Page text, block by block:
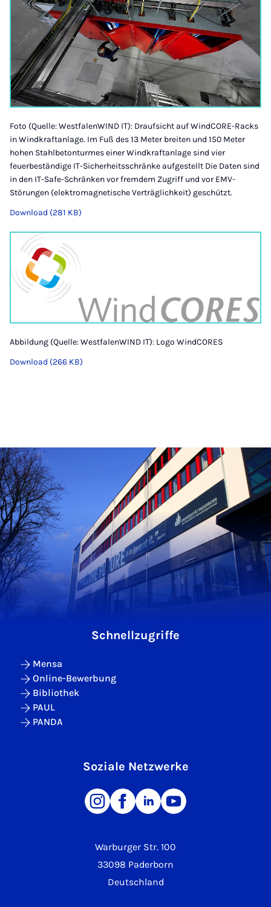
Foto (Quelle: WestfalenWIND IT): Draufsicht auf WindCORE-Racks
in Windkraftanlage. Im Fuß des 13 Meter breiten und 150 Meter
hohen Stahlbetonturmes einer Windkraftanlage sind vier
feuerbeständige IT-Sicherheitsschränke aufgestellt Die Daten sind
in den IT-Safe-Schränken vor fremdem Zugriff und vor EMV-
Störungen (elektromagnetische Verträglichkeit) geschützt.
Download (281 KB)
Abbildung (Quelle: WestfalenWIND IT): Logo WindCORES
Download (266 KB)
Warburger Str. 100
33098 Paderborn
Deutschland
Schnellzugriffe
Mensa
Online-Bewerbung
Bibliothek
PAUL
PANDA
Soziale Netzwerke